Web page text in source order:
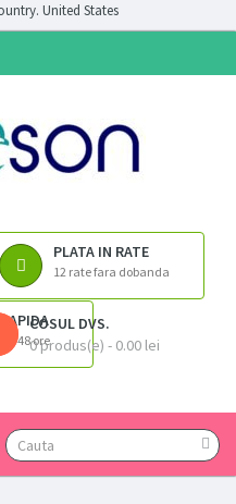
United States
PLATA IN RATE
12 rate fara dobanda
48 ore
COSUL DVS.
0 produs(e) - 0.00 lei